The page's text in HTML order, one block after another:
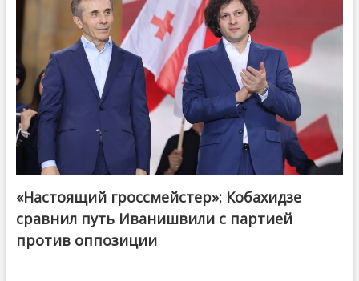
@ქართული ოცნება / Georgian Dream
«Настоящий гроссмейстер»: Кобахидзе
сравнил путь Иванишвили с партией
против оппозиции